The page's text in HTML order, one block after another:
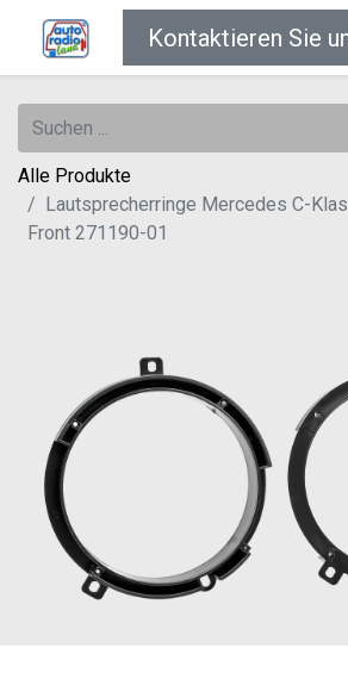
Kontaktieren Sie
Alle Produkte
Lautsprecherringe Mercedes C-
Front 271190-01